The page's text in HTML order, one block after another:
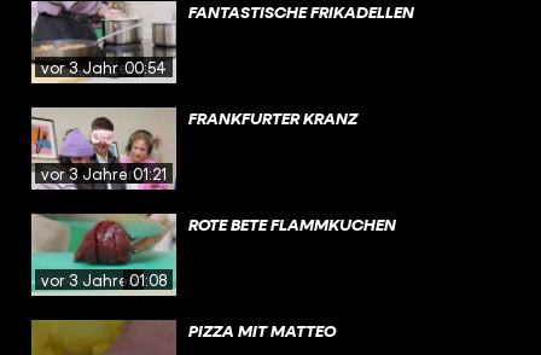
vor 3 Jahren00:54
FANTASTISCHE FRIKADELLEN
vor 3 Jahren01:21
FRANKFURTER KRANZ
vor 3 Jahren01:08
ROTE BETE FLAMMKUCHEN
PIZZA MIT MATTEO